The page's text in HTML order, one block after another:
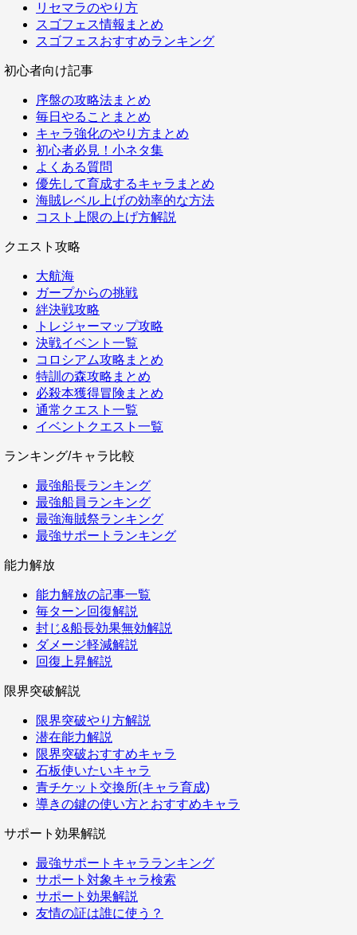
リセマラのやり方
スゴフェス情報まとめ
スゴフェスおすすめランキング
初心者向け記事
序盤の攻略法まとめ
毎日やることまとめ
キャラ強化のやり方まとめ
初心者必見！小ネタ集
よくある質問
優先して育成するキャラまとめ
海賊レベル上げの効率的な方法
コスト上限の上げ方解説
クエスト攻略
大航海
ガープからの挑戦
絆決戦攻略
トレジャーマップ攻略
決戦イベント一覧
コロシアム攻略まとめ
特訓の森攻略まとめ
必殺本獲得冒険まとめ
通常クエスト一覧
イベントクエスト一覧
ランキング/キャラ比較
最強船長ランキング
最強船員ランキング
最強海賊祭ランキング
最強サポートランキング
能力解放
能力解放の記事一覧
毎ターン回復解説
封じ&船長効果無効解説
ダメージ軽減解説
回復上昇解説
限界突破解説
限界突破やり方解説
潜在能力解説
限界突破おすすめキャラ
石板使いたいキャラ
青チケット交換所(キャラ育成)
導きの鍵の使い方とおすすめキャラ
サポート効果解説
最強サポートキャラランキング
サポート対象キャラ検索
サポート効果解説
友情の証は誰に使う？